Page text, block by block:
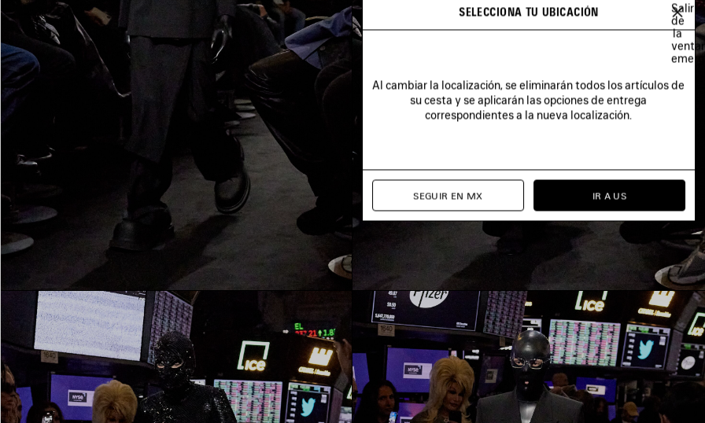
SELECCIONA TU UBICACIÓN
Salir
de
la
Al cambiar la localización, se eliminarán todos los artículos de
su cesta y se aplicarán las opciones de entrega
correspondientes a la nueva localización.
SEGUIR EN MX IR A US